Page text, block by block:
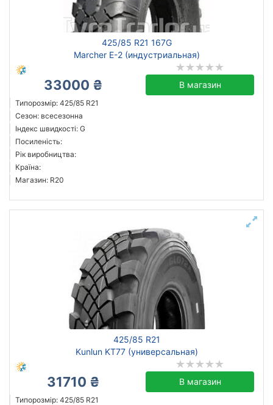
425/85 R21 167G
Marcher E-2 (индустриальная)
33000 ₴ В магазин
Типорозмір: 425/85 R21
Сезон: всесезонна
Індекс швидкості: G
Посиленість:
Рік виробництва:
Країна:
Магазин: R20
425/85 R21
Kunlun KT77 (универсальная)
31710 ₴ В магазин
Типорозмір: 425/85 R21